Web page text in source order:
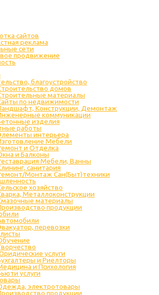
сайтов
реклама
сети
продвижение
благоустройство
домов
материалы
по недвижимости
Конструкции, Демонтаж
коммуникации
изделия
работы
интерьера
Мебели
и Отделка
и Балконы
Мебели, Ванны
санитария
Монтаж Сан(Быт)техники
хозяйство
Металлоконструкции
материалы
продукции
перевозки
услуги
и Риелторы
и Психология
услуги
электротовары
продукции